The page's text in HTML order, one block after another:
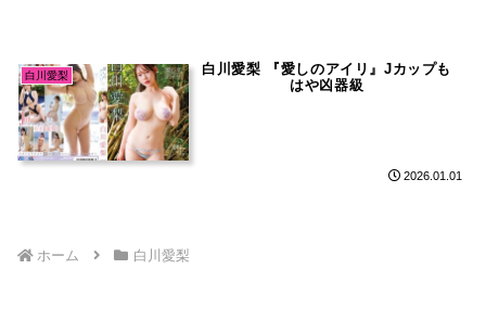
白川愛梨
白川愛梨 『愛しのアイリ』Jカップも
はや凶器級
2026.01.01
ホーム 白川愛梨